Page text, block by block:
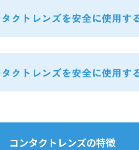
コンタクトレンズの特徴